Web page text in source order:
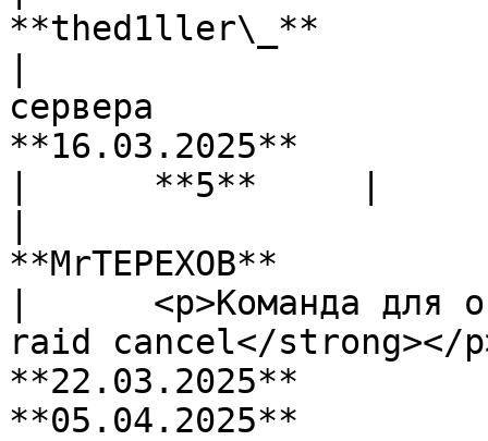
**thed1ller\_**
сервера
**16.03.2025**
|      **5**     |
**MrTEPEXOB**
|      <p>Команда для
raid cancel</
**22.03.2025**
**05.04.2025**